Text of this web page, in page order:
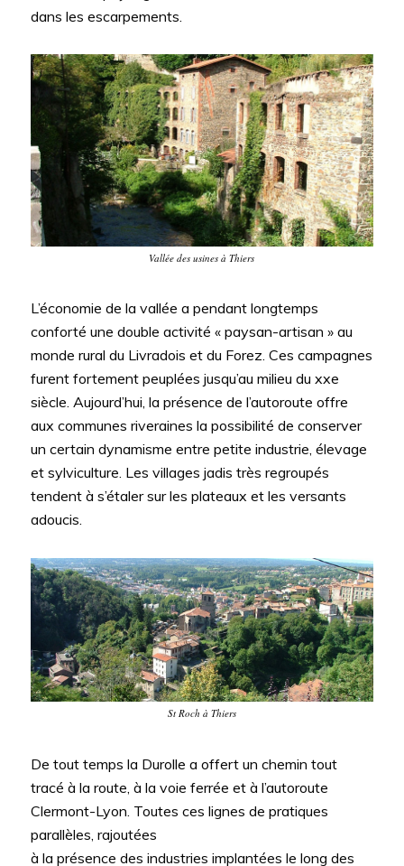
dans les escarpements.
Vallée des usines à Thiers
L’économie de la vallée a pendant longtemps
conforté une double activité « paysan-artisan » au
monde rural du Livradois et du Forez. Ces campagnes
furent fortement peuplées jusqu’au milieu du xxe
siècle. Aujourd’hui, la présence de l’autoroute offre
aux communes riveraines la possibilité de conserver
un certain dynamisme entre petite industrie, élevage
et sylviculture. Les villages jadis très regroupés
tendent à s’étaler sur les plateaux et les versants
adoucis.
St Roch à Thiers
De tout temps la Durolle a offert un chemin tout
tracé à la route, à la voie ferrée et à l’autoroute
Clermont-Lyon. Toutes ces lignes de pratiques
parallèles, rajoutées
à la présence des industries implantées le long des